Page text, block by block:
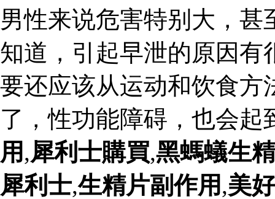
男性来说危害特别大，
知道，引起早泄的原因有
要还应该从运动和饮食方
了，性功能障碍，也会
用 ,犀利士購買,黑螞蟻生
犀利士,生精片副作用 ,美